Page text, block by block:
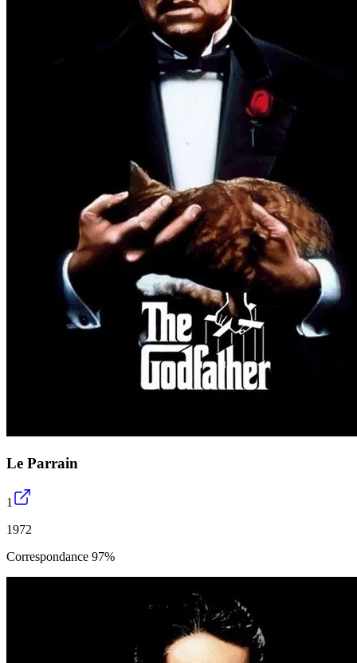
Le Parrain
1
1972
Correspondance 97%